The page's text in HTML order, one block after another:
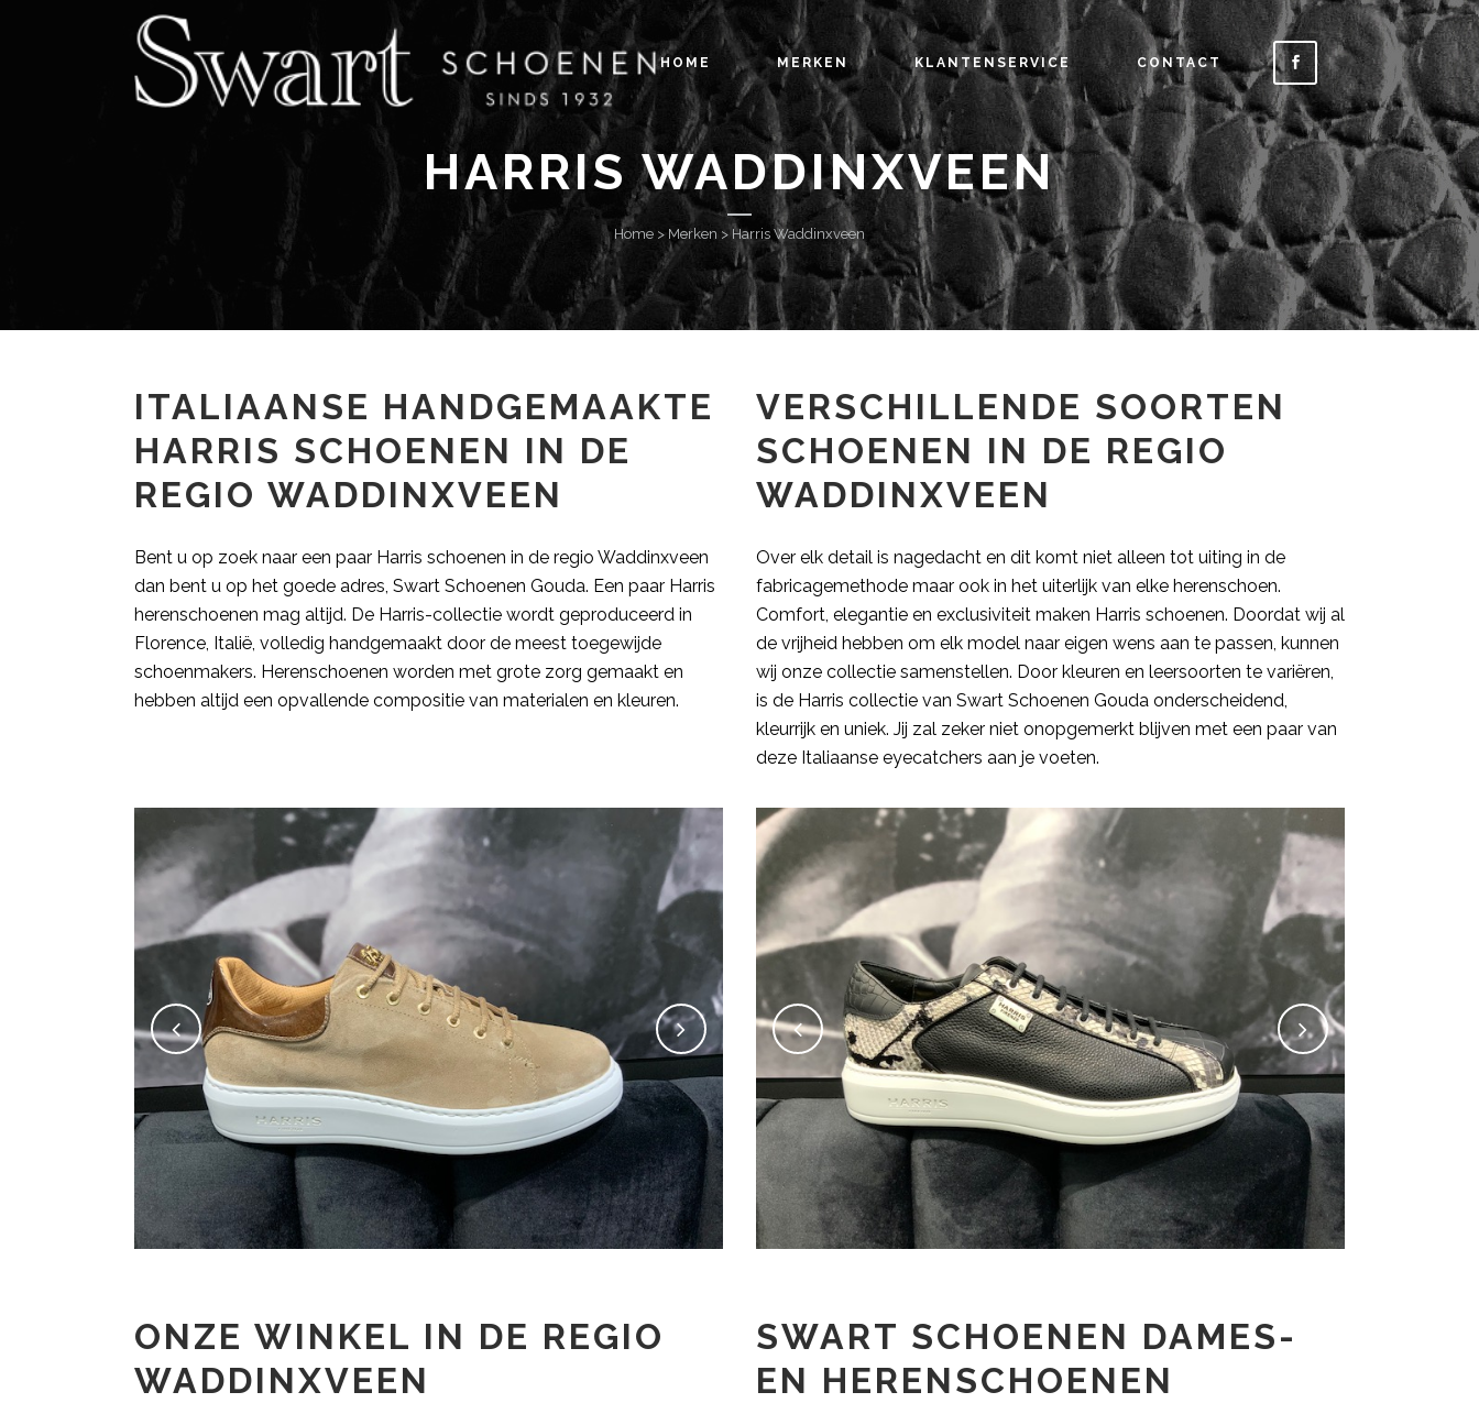
HOME MERKEN KLANTENSERVICE CONTACT
HARRIS WADDINXVEEN
Home > Merken > Harris Waddinxveen
ITALIAANSE HANDGEMAAKTE
HARRIS SCHOENEN IN DE
REGIO WADDINXVEEN
Bent u op zoek naar een paar Harris schoenen in de regio Waddinxveen
dan bent u op het goede adres, Swart Schoenen Gouda. Een paar Harris
herenschoenen mag altijd. De Harris-collectie wordt geproduceerd in
Florence, Italië, volledig handgemaakt door de meest toegewijde
schoenmakers. Herenschoenen worden met grote zorg gemaakt en
hebben altijd een opvallende compositie van materialen en kleuren.
VERSCHILLENDE SOORTEN
SCHOENEN IN DE REGIO
WADDINXVEEN
Over elk detail is nagedacht en dit komt niet alleen tot uiting in de
fabricagemethode maar ook in het uiterlijk van elke herenschoen.
Comfort, elegantie en exclusiviteit maken Harris schoenen. Doordat wij al
de vrijheid hebben om elk model naar eigen wens aan te passen, kunnen
wij onze collectie samenstellen. Door kleuren en leersoorten te variëren,
is de Harris collectie van Swart Schoenen Gouda onderscheidend,
kleurrijk en uniek. Jij zal zeker niet onopgemerkt blijven met een paar van
deze Italiaanse eyecatchers aan je voeten.
ONZE WINKEL IN DE REGIO
WADDINXVEEN
SWART SCHOENEN DAMES-
EN HERENSCHOENEN